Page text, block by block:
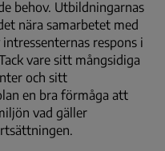
behov. Utbildningarnas
nära samarbetet med
respons i
vare sitt mångsidiga
och sitt
en bra förmåga att
vad gäller